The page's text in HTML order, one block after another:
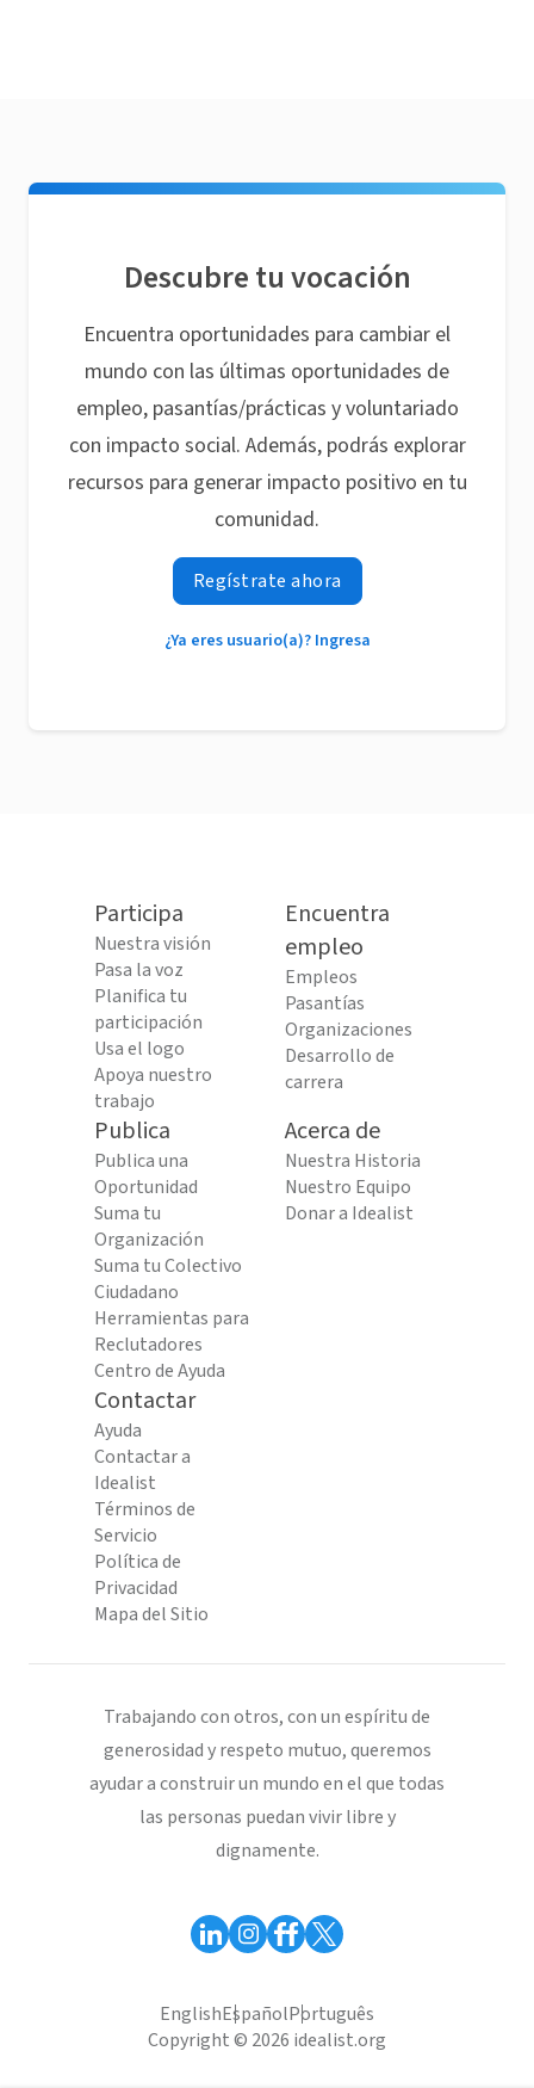
Descubre tu vocación
Encuentra oportunidades para cambiar el
mundo con las últimas oportunidades de
empleo, pasantías/prácticas y voluntariado
con impacto social. Además, podrás explorar
recursos para generar impacto positivo en tu
comunidad.
Regístrate ahora
¿Ya eres usuario(a)? Ingresa
Participa
Nuestra visión
Pasa la voz
Planifica tu
participación
Usa el logo
Apoya nuestro
trabajo
Encuentra
empleo
Empleos
Pasantías
Organizaciones
Desarrollo de
carrera
Publica
Publica una
Oportunidad
Suma tu
Organización
Suma tu Colectivo
Ciudadano
Herramientas para
Reclutadores
Centro de Ayuda
Acerca de
Nuestra Historia
Nuestro Equipo
Donar a Idealist
Contactar
Ayuda
Contactar a
Idealist
Términos de
Servicio
Política de
Privacidad
Mapa del Sitio
Trabajando con otros, con un espíritu de
generosidad y respeto mutuo, queremos
ayudar a construir un mundo en el que todas
las personas puedan vivir libre y
dignamente.
EnglishEspañolPortuguês
Copyright © 2026 idealist.org